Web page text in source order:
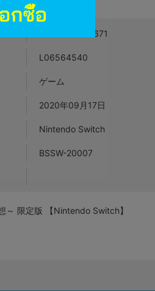
4995857096671
L06564540
ゲーム
2020年09月17日
Nintendo Switch
BSSW-20007
～ 限定版 【Nintendo Switch】